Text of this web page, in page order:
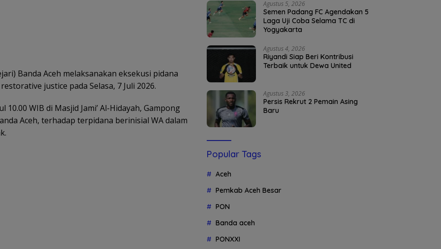
Banda Aceh melaksanakan eksekusi pidana
justice pada Selasa, 7 Juli 2026.
WIB di Masjid Jami’ Al-Hidayah, Gampong
Aceh, terhadap terpidana berinisial WA dalam
Agustus 5, 2026
Semen Padang FC Agendakan 5
Laga Uji Coba Selama TC di
Yogyakarta
Agustus 4, 2026
Riyandi Siap Beri Kontribusi
Terbaik untuk Dewa United
Agustus 3, 2026
Persis Rekrut 2 Pemain Asing
Baru
Popular Tags
Aceh
Pemkab Aceh Besar
PON
Banda aceh
PONXXI